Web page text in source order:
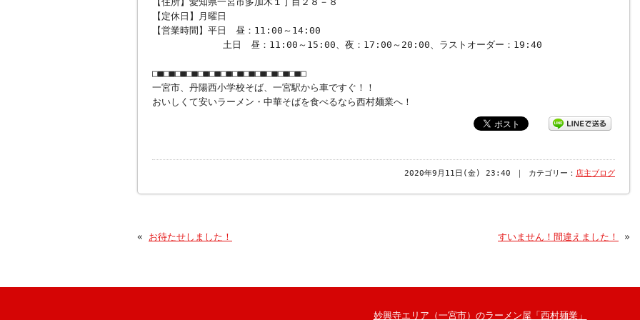
【定休日】月曜日
【営業時間】平日 昼：11:00～14:00
土日 昼：11:00～15:00、夜：17:00～20:00、ラストオーダー：19:40
□■□■□■□■□■□■□■□■□■□■□■□■□■□
一宮市、丹陽西小学校そば、一宮駅から車ですぐ！！
おいしくて安いラーメン・中華そばを食べるなら西村麺業へ！
2020年9月11日(金) 23:40 ｜ カテゴリー： 店主ブログ
« お待たせしました！ すいません！間違えました！ »
妙興寺エリア（一宮市）のラーメン屋「西村麺業」